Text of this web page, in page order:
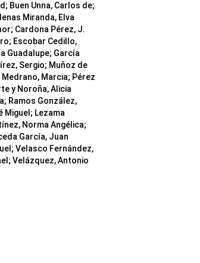
Buen Unna, Carlos de;
Miranda, Elva
Cardona Pérez, J.
Escobar Cedillo,
Guadalupe; García
Sergio; Muñoz de
Medrano, Marcia; Pérez
y Noroña, Alicia
Ramos González,
Miguel; Lezama
Norma Angélica;
García, Juan
Velasco Fernández,
Velázquez, Antonio